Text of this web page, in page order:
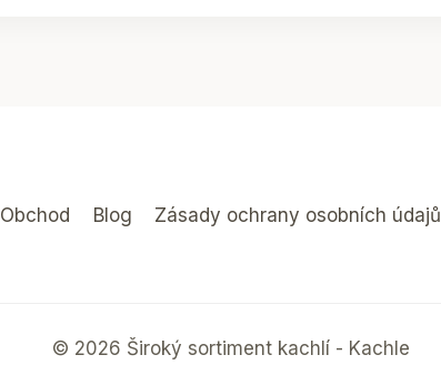
Obchod Blog Zásady ochrany osobních údajů
© 2026 Široký sortiment kachlí - Kachle